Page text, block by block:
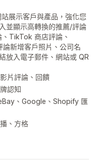
展示客戶與產品，強化您
並顯示高轉換的推薦/評論
TikTok 商店評論、
新增客戶照片、公司名
放入電子郵件、網站或 QR
片評論、回饋
認知
、Google、Shopify 匯
、方格